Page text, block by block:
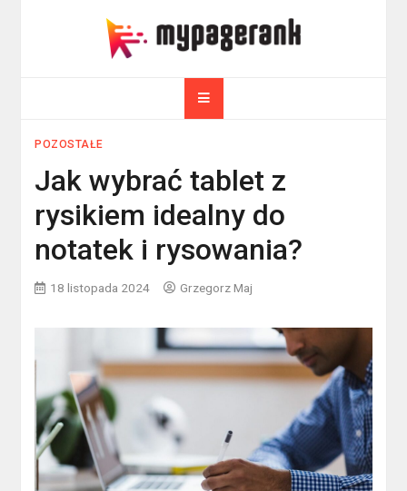
myPageRank.pl
POZOSTAŁE
Jak wybrać tablet z
rysikiem idealny do
notatek i rysowania?
18 listopada 2024 Grzegorz Maj